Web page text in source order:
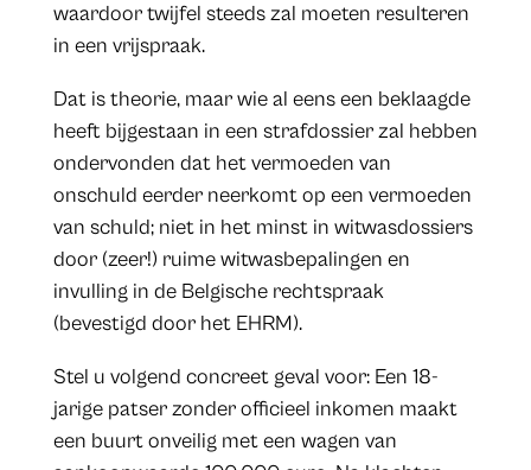
waardoor twijfel steeds zal moeten resulteren
in een vrijspraak.
Dat is theorie, maar wie al eens een beklaagde
heeft bijgestaan in een strafdossier zal hebben
ondervonden dat het vermoeden van
onschuld eerder neerkomt op een vermoeden
van schuld; niet in het minst in witwasdossiers
door (zeer!) ruime witwasbepalingen en
invulling in de Belgische rechtspraak
(bevestigd door het EHRM).
Stel u volgend concreet geval voor: Een 18-
jarige patser zonder officieel inkomen maakt
een buurt onveilig met een wagen van